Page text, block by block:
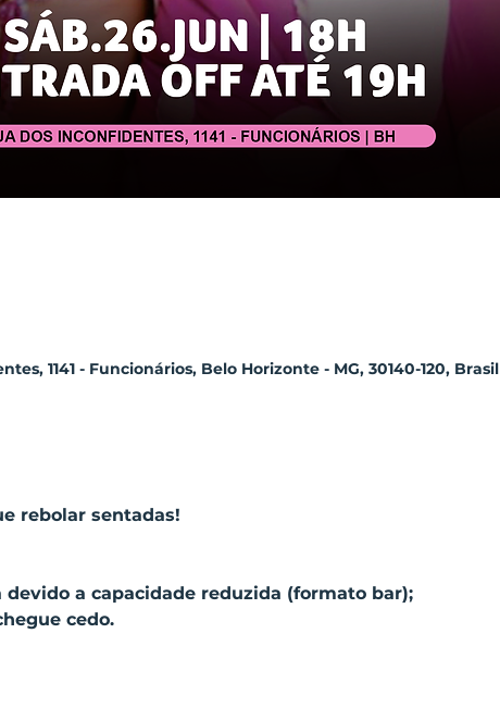
1141 - Funcionários, Belo Horizonte - MG, 30140-120, Brasil
rebolar sentadas!
a capacidade reduzida (formato bar);
cedo.